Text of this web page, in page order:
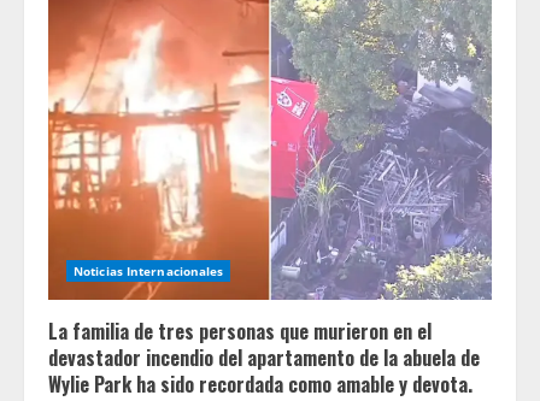
Noticias Internacionales
La familia de tres personas que murieron en el
devastador incendio del apartamento de la abuela de
Wylie Park ha sido recordada como amable y devota.